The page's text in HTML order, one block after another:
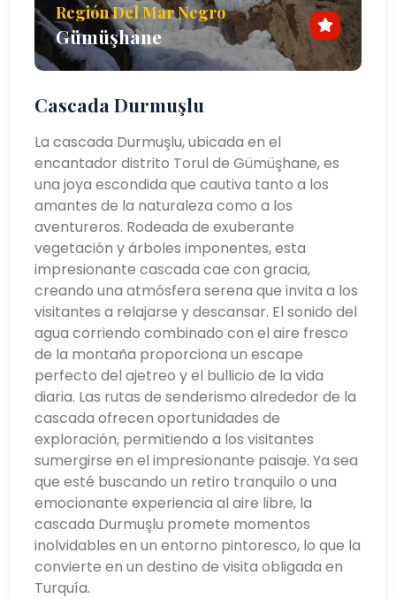
Región Del Mar Negro
Gümüşhane
Cascada Durmuşlu
La cascada Durmuşlu, ubicada en el
encantador distrito Torul de Gümüşhane, es
una joya escondida que cautiva tanto a los
amantes de la naturaleza como a los
aventureros. Rodeada de exuberante
vegetación y árboles imponentes, esta
impresionante cascada cae con gracia,
creando una atmósfera serena que invita a los
visitantes a relajarse y descansar. El sonido del
agua corriendo combinado con el aire fresco
de la montaña proporciona un escape
perfecto del ajetreo y el bullicio de la vida
diaria. Las rutas de senderismo alrededor de la
cascada ofrecen oportunidades de
exploración, permitiendo a los visitantes
sumergirse en el impresionante paisaje. Ya sea
que esté buscando un retiro tranquilo o una
emocionante experiencia al aire libre, la
cascada Durmuşlu promete momentos
inolvidables en un entorno pintoresco, lo que la
convierte en un destino de visita obligada en
Turquía.